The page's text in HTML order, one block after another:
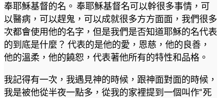
奉耶穌基督的名。 奉耶穌基督名可以幹很多事情，可
以醫病，可以趕鬼，可以成就很多方方面面，我們很多
次都會使用他的名字，但是我們是否知道耶穌的名代表
的到底是什麼？ 代表的是他的愛，恩慈，他的良善，
他的溫柔，他的饒恕，代表著他所有的特性和品格。
我記得有一次，我遇見神的時候，跟神面對面的時候，
我是被他從半夜一點多，從我的家裡提到一個叫作“死